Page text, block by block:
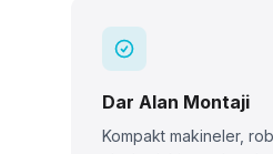
Dar Alan Montaji
Kompakt makineler,